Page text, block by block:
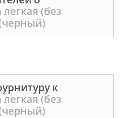
(без
к
(без